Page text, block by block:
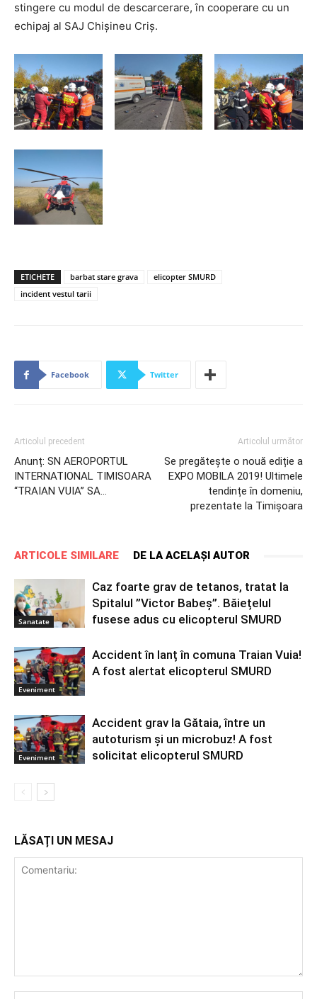
stingere cu modul de descarcerare, în cooperare cu un
echipaj al SAJ Chișineu Criș.
ETICHETE barbat stare grava
elicopter SMURD
incident vestul tarii
Facebook Twitter
Articolul precedent
Anunț: SN AEROPORTUL
INTERNATIONAL TIMISOARA
“TRAIAN VUIA” SA…
Articolul următor
Se pregătește o nouă ediție a
EXPO MOBILA 2019! Ultimele
tendințe în domeniu,
prezentate la Timișoara
ARTICOLE SIMILARE DE LA ACELAȘI AUTOR
Sanatate
Caz foarte grav de tetanos, tratat la
Spitalul ”Victor Babeș”. Băiețelul
fusese adus cu elicopterul SMURD
Eveniment
Accident în lanț în comuna Traian Vuia!
A fost alertat elicopterul SMURD
Eveniment
Accident grav la Gătaia, între un
autoturism și un microbuz! A fost
solicitat elicopterul SMURD
LĂSAȚI UN MESAJ